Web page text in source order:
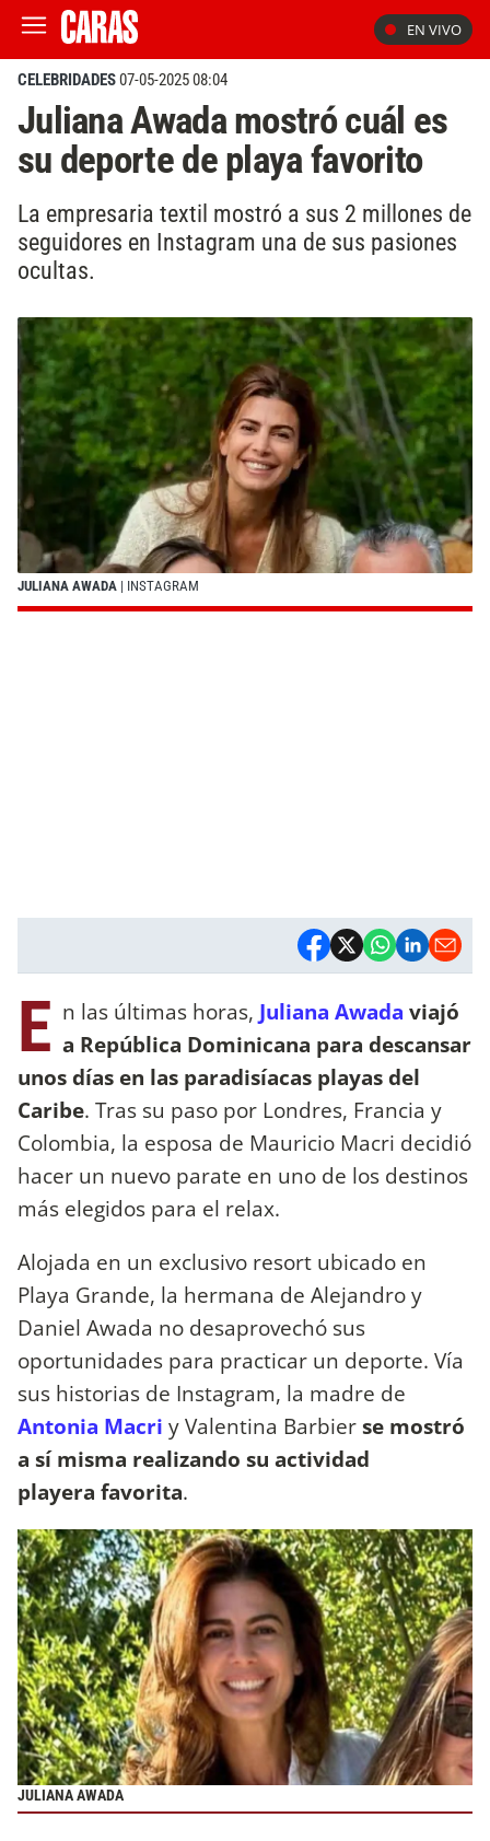
EN VIVO
CELEBRIDADES07-05-2025 08:04
Juliana Awada mostró cuál es
su deporte de playa favorito
La empresaria textil mostró a sus 2 millones de
seguidores en Instagram una de sus pasiones
ocultas.
JULIANA AWADA | INSTAGRAM
E n las últimas horas, Juliana Awada viajó
a República Dominicana para descansar
unos días en las paradisíacas playas del
Caribe. Tras su paso por Londres, Francia y
Colombia, la esposa de Mauricio Macri decidió
hacer un nuevo parate en uno de los destinos
más elegidos para el relax.
Alojada en un exclusivo resort ubicado en
Playa Grande, la hermana de Alejandro y
Daniel Awada no desaprovechó sus
oportunidades para practicar un deporte. Vía
sus historias de Instagram, la madre de
Antonia Macri y Valentina Barbierse mostró
a sí misma realizando su actividad
playera favorita.
JULIANA AWADA